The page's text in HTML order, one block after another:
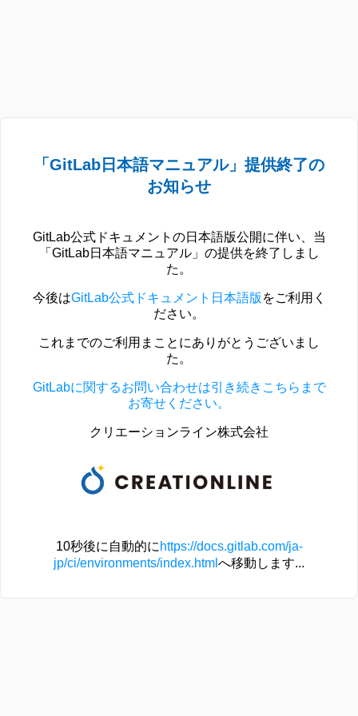
「GitLab日本語マニュアル」提供終了の
お知らせ
GitLab公式ドキュメントの日本語版公開に伴い、当
「GitLab日本語マニュアル」の提供を終了しまし
た。
今後はGitLab公式ドキュメント日本語版 をご利用く
ださい。
これまでのご利用まことにありがとうございまし
た。
GitLabに関するお問い合わせは引き続きこちらまで
お寄せください。
クリエーションライン株式会社
10秒後に自動的に https://docs.gitlab.com/ja-
jp/ci/environments/index.html へ移動します...